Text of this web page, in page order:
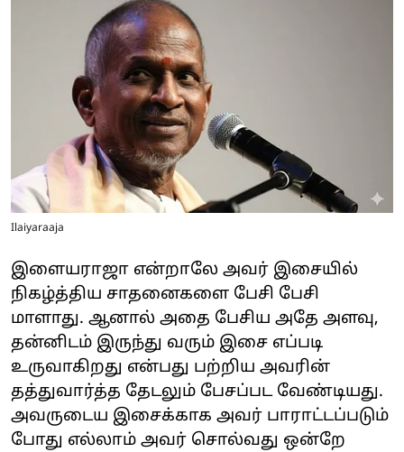
Ilaiyaraaja
இளையராஜா என்றாலே அவர் இசையில்
நிகழ்த்திய சாதனைகளை பேசி பேசி
மாளாது. ஆனால் அதை பேசிய அதே அளவு,
தன்னிடம் இருந்து வரும் இசை எப்படி
உருவாகிறது என்பது பற்றிய அவரின்
தத்துவார்த்த தேடலும் பேசப்பட வேண்டியது.
அவருடைய இசைக்காக அவர் பாராட்டப்படும்
போது எல்லாம் அவர் சொல்வது ஒன்றே